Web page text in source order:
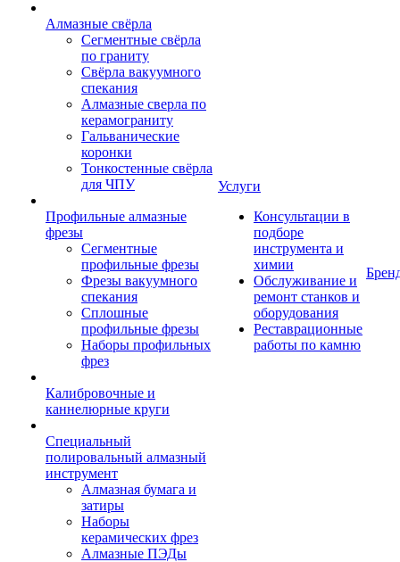
Алмазные свёрла
Сегментные свёрла
по граниту
Свёрла вакуумного
спекания
Алмазные сверла по
керамограниту
Гальванические
коронки
Тонкостенные свёрла
для ЧПУ
Профильные алмазные
фрезы
Сегментные
профильные фрезы
Фрезы вакуумного
спекания
Сплошные
профильные фрезы
Наборы профильных
фрез
Калибровочные и
каннелюрные круги
Специальный
полировальный алмазный
инструмент
Алмазная бумага и
затиры
Наборы
керамических фрез
Алмазные ПЭДы
Услуги
Консультации в
подборе
инструмента и
химии
Обслуживание и
ремонт станков и
оборудования
Реставрационные
работы по камню